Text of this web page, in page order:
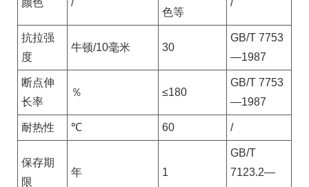
颜色 /
色等
/
抗拉强
度
牛顿/10毫米 30
GB/T 7753
—1987
断点伸
长率
％ ≤180
GB/T 7753
—1987
耐热性 ℃ 60 /
保存期
限
年 1
GB/T
7123.2—